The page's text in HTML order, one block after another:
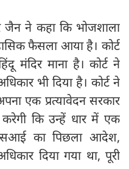
जैन ने कहा कि भोजशाला
फैसला आया है। कोर्ट
मंदिर माना है। कोर्ट ने
भी दिया है। कोर्ट ने
एक प्रत्यावेदन सरकार
कि उन्हें धार में एक
का पिछला आदेश,
दिया गया था, पूरी